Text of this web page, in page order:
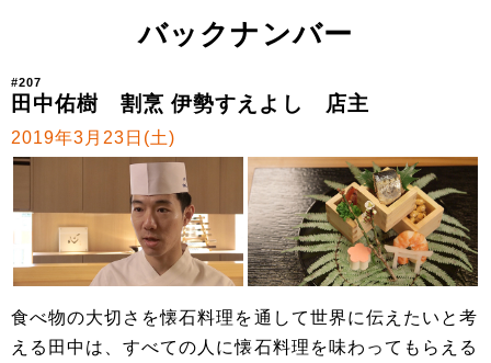
バックナンバー
#207
田中佑樹 割烹 伊勢すえよし 店主
2019年3月23日(土)
食べ物の大切さを懐石料理を通して世界に伝えたいと考
える田中は、すべての人に懐石料理を味わってもらえる